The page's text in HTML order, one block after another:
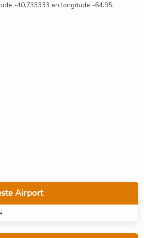
Airport
-40.733333 en longitude -64.95.